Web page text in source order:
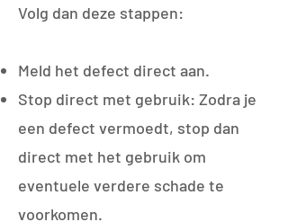
Volg dan deze stappen:
​Meld het defect direct aan.
Stop direct met gebruik: Zodra je
een defect vermoedt, stop dan
direct met het gebruik om
eventuele verdere schade te
voorkomen.